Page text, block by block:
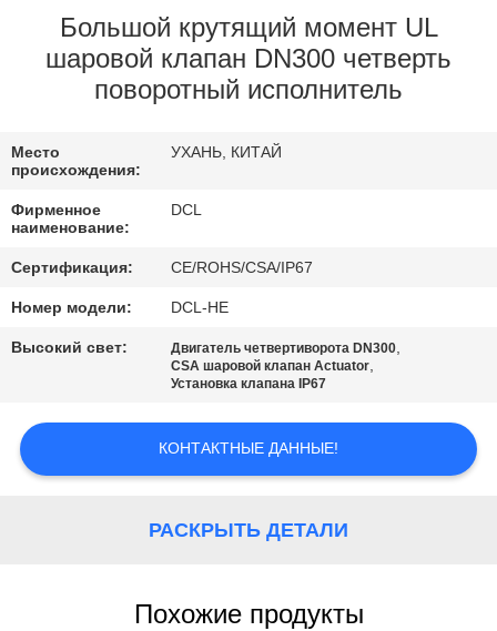
НАС
ПУТЕШЕСТВИЕ
ПРОВЕРКА
КАЧЕСТВА
СВЯЖИТЕСЬ
МЫ
Большой крутящий момент UL
шаровой клапан DN300 четверть
поворотный исполнитель
Место
происхождения:
УХАНЬ, КИТАЙ
Фирменное
наименование:
DCL
Сертификация: CE/ROHS/CSA/IP67
Номер модели: DCL-HE
Высокий свет: Двигатель четвертиворота DN300,
CSA шаровой клапан Actuator,
Установка клапана IP67
КОНТАКТНЫЕ ДАННЫЕ!
РАСКРЫТЬ ДЕТАЛИ
Похожие продукты